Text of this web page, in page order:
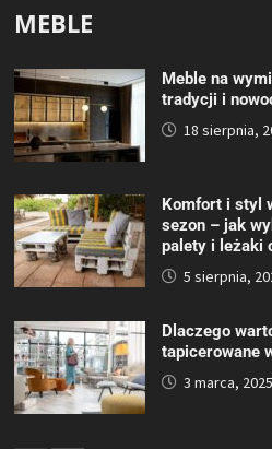
MEBLE
Meble na
tradycji i
18 sierpnia,
Komfort i styl
sezon – jak
palety i leżaki
5 sierpnia,
Dlaczego
tapicerowane
3 marca, 2025